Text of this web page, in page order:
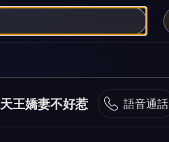
天王嬌妻不好惹 語音通話